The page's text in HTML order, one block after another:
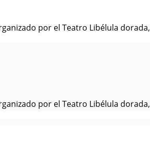
por el Teatro Libélula
por el Teatro Libélula